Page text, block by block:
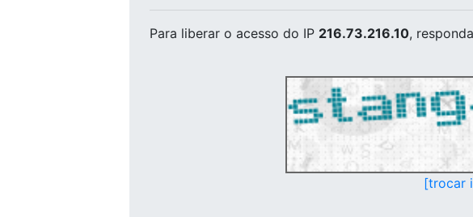
Para liberar o acesso do IP 216.73.216.10,
[trocar